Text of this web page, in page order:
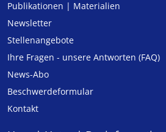
Publikationen | Materialien
Newsletter
Stellenangebote
Ihre Fragen - unsere Antworten (FAQ)
News-Abo
Beschwerdeformular
Kontakt